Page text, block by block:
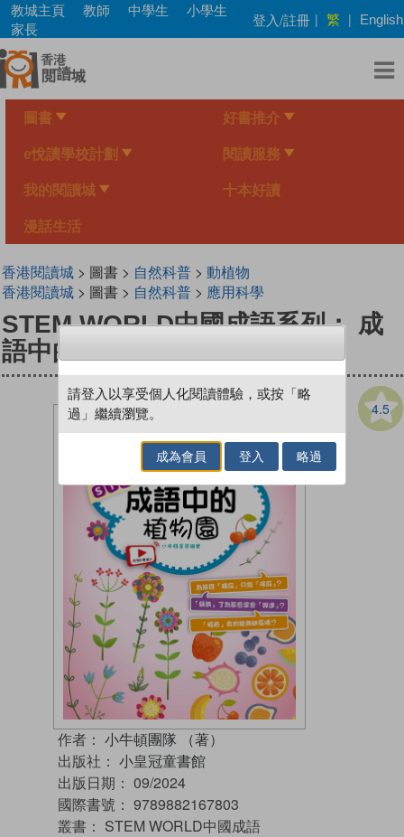
Skip
main
content
教城主頁 教師 中學生
小學生
家長
登入/註冊 | 繁 | English
圖書 好書推介
e悅讀學校計劃 閱讀服務
我的閱讀城 十本好讀
漫話生活
香港閱讀城> 圖書 > 自然科普> 動植物
香港閱讀城> 圖書 > 自然科普> 應用科學
STEM WORLD中國成語系列： 成
語中的植物園
4.5
作者： 小牛頓團隊 （著）
出版社： 小皇冠童書館
出版日期： 09/2024
國際書號： 9789882167803
叢書： STEM WORLD中國成語
請登入以享受個人化閱讀體驗，或按「略
過」繼續瀏覽。
成為會員 登入 略過